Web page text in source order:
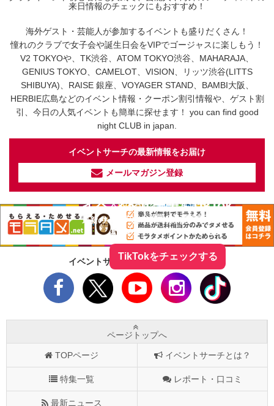
来日情報のチェックにもおすすめ！
海外ゲスト・芸能人が参加するイベントも盛りだくさん！
憧れのクラブで女子会や誕生日会をVIPでゴージャスに楽しもう！
V2 TOKYOや、TK渋谷、ATOM TOKYO渋谷、MAHARAJA、
GENIUS TOKYO、CAMELOT、VISION、リッツ渋谷(LITTS
SHIBUYA)、RAISE 銀座、VOYAGER STAND、BAMBI大阪、
HERBIE広島などのイベント情報・クーポン割引情報や、ゲスト割
引、今日の人気イベントも簡単に探せます！ you can find good
night CLUB in japan.
イベントサーチの最新情報をお届け
メールマガジン登録
イベントサーチ - TikTok
最新のイベント情報やお得なクーポン
人気のお店を動画で配信中！
気になる今話題の人気情報も
まとめてTikTokでチェックしよう！
TikTokをチェックする
イベントサーチをフォローしよう！
ページトップへ
TOPページ イベントサーチとは？
特集一覧 レポート・口コミ
最新ニュース